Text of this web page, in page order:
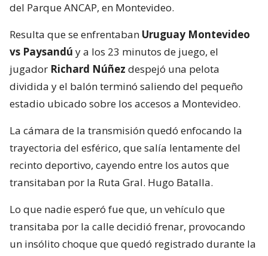
del Parque ANCAP, en Montevideo.
Resulta que se enfrentaban Uruguay Montevideo
vs Paysandú y a los 23 minutos de juego, el
jugador Richard Núñez despejó una pelota
dividida y el balón terminó saliendo del pequeño
estadio ubicado sobre los accesos a Montevideo.
La cámara de la transmisión quedó enfocando la
trayectoria del esférico, que salía lentamente del
recinto deportivo, cayendo entre los autos que
transitaban por la Ruta Gral. Hugo Batalla.
Lo que nadie esperó fue que, un vehículo que
transitaba por la calle decidió frenar, provocando
un insólito choque que quedó registrado durante la